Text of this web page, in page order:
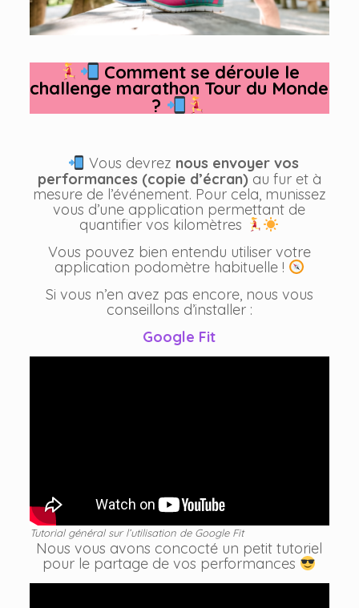
Comment se déroule le
challenge marathon Tour du Monde
?
Vous devrez nous envoyer vos
performances (copie d’écran) au fur et à
mesure de l’événement. Pour cela, munissez
vous d’une application permettant de
quantifier vos kilomètres
Vous pouvez bien entendu utiliser votre
application podomètre habituelle !
Si vous n’en avez pas encore, nous vous
conseillons d’installer :
Google Fit
Tutorial général sur l’utilisation de Google Fit
Nous vous avons concocté un petit tutoriel
pour le partage de vos performances